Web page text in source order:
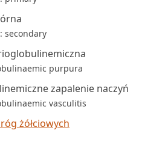
secondary
purpura
zapalenie naczyń
vasculitis
żółciowych